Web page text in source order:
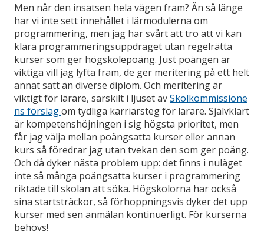
Men når den insatsen hela vägen fram? Än så länge
har vi inte sett innehållet i lärmodulerna om
programmering, men jag har svårt att tro att vi kan
klara programmeringsuppdraget utan regelrätta
kurser som ger högskolepoäng. Just poängen är
viktiga vill jag lyfta fram, de ger meritering på ett helt
annat sätt än diverse diplom. Och meritering är
viktigt för lärare, särskilt i ljuset avSkolkommissione
ns förslagom tydliga karriärsteg för lärare. Självklart
är kompetenshöjningen i sig högsta prioritet, men
får jag välja mellan poängsatta kurser eller annan
kurs så föredrar jag utan tvekan den som ger poäng.
Och då dyker nästa problem upp: det finns i nuläget
inte så många poängsatta kurser i programmering
riktade till skolan att söka. Högskolorna har också
sina startsträckor, så förhoppningsvis dyker det upp
kurser med sen anmälan kontinuerligt. För kurserna
behövs!